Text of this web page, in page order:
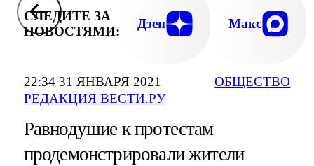
22:34 31 ЯНВАРЯ 2021
РЕДАКЦИЯ ВЕСТИ.РУ
ОБЩЕСТВО
СЛЕДИТЕ ЗА
НОВОСТЯМИ:
Дзен Макс
Равнодушие к протестам
продемонстрировали жители